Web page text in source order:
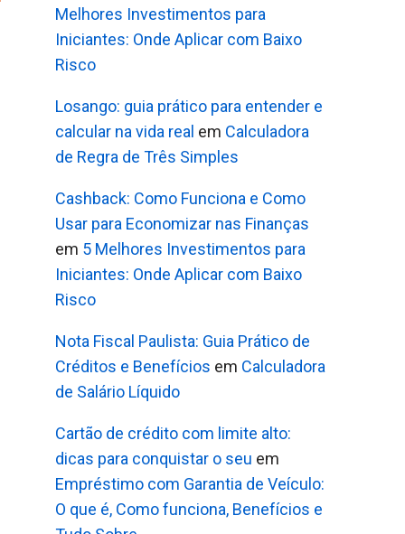
Melhores Investimentos para
Iniciantes: Onde Aplicar com Baixo
Risco
Losango: guia prático para entender e
calcular na vida real em Calculadora
de Regra de Três Simples
Cashback: Como Funciona e Como
Usar para Economizar nas Finanças
em 5 Melhores Investimentos para
Iniciantes: Onde Aplicar com Baixo
Risco
Nota Fiscal Paulista: Guia Prático de
Créditos e Benefícios em Calculadora
de Salário Líquido
Cartão de crédito com limite alto:
dicas para conquistar o seu em
Empréstimo com Garantia de Veículo:
O que é, Como funciona, Benefícios e